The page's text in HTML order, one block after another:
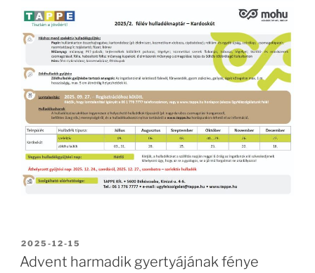
BEKÜLDVE:
2025-12-15
Advent harmadik gyertyájának fénye